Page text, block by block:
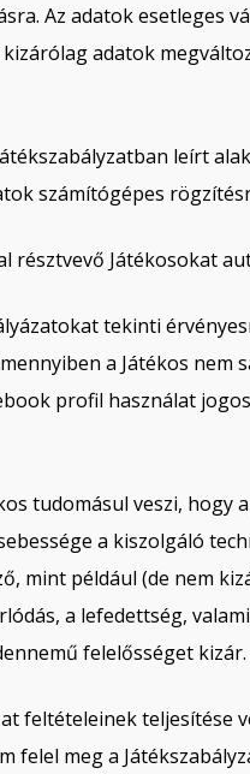
Az adatok esetleges
adatok
leírt
számítógépes
résztvevő Játékosokat
tekinti
a Játékos
profil használat
tudomásul veszi,
a kiszolgáló
mint például (de nem
a lefedettség,
felelősséget kizár.
feltételeinek
felel meg a